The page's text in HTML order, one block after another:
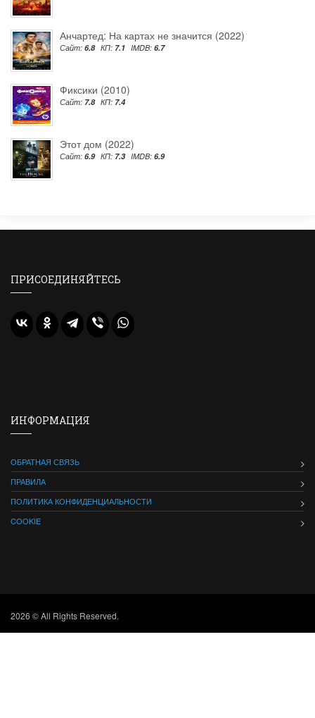
Анчартед: На картах не значится (2022)
Сайт: 6.8 КП: 7.1 IMDB: 6.7
Фиксики (2010)
Сайт: 7.8 КП: 7.4
Этот дом (2022)
Сайт: 6.9 КП: 7.3 IMDB: 6.9
ПРИСОЕДИНЯЙТЕСЬ
ИНФОРМАЦИЯ
ОБРАТНАЯ СВЯЗЬ
ПРАВИЛА
ПОЛИТИКА КОНФИДЕНЦИАЛЬНОСТИ
COOKIE
2026 © All Rights Reserved.